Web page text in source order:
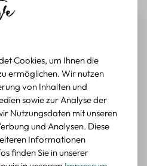
zu vielen Projekten,
Sticker Set – 45 Papier-
und Tiermotiven
von 5 von 5 Sternen
Verifizierter Kauf
Büchern, würde sie
Cookies, um Ihnen die
ermöglichen. Wir nutzen
von Inhalten und
sowie zur Analyse der
Nutzungsdaten mit unseren
und Analysen. Diese
Informationen
finden Sie in unserer